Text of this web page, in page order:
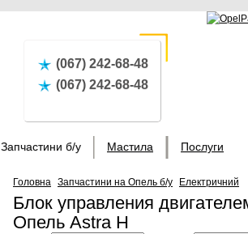
(067) 242-68-48
(067) 242-68-48
Запчастини б/у Мастила Послуги
Головна Запчастини на Опель б/у Електричний
Блок управления
Опель Astra H